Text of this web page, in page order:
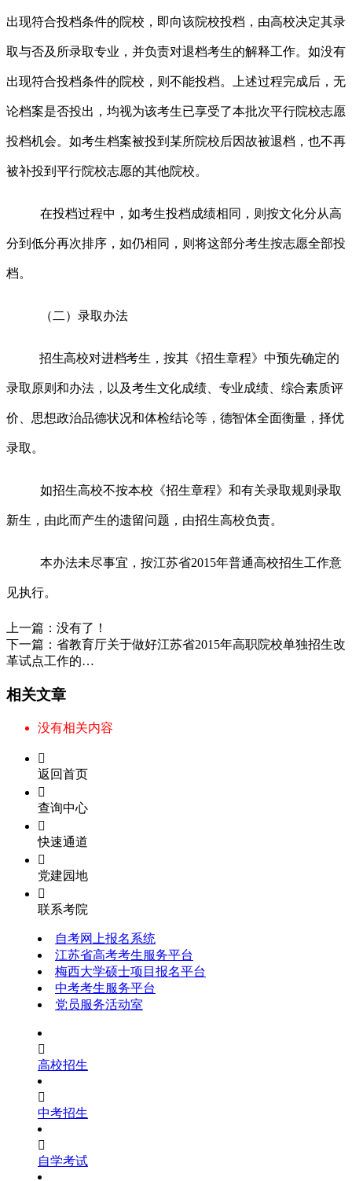
出现符合投档条件的院校，即向该院校投档，由高校决定其录
取与否及所录取专业，并负责对退档考生的解释工作。如没有
出现符合投档条件的院校，则不能投档。上述过程完成后，无
论档案是否投出，均视为该考生已享受了本批次平行院校志愿
投档机会。如考生档案被投到某所院校后因故被退档，也不再
被补投到平行院校志愿的其他院校。
在投档过程中，如考生投档成绩相同，则按文化分从高
分到低分再次排序，如仍相同，则将这部分考生按志愿全部投
档。
（二）录取办法
招生高校对进档考生， 按其《招生章程》中预先确定的
录取原则和办法，以及考生文化成绩、专业成绩、综合素质评
价、 思想政治品德状况和体检结论等， 德智体全面衡量，择优
录取。
如招生高校不按本校《招生章程》和有关录取规则录取
新生，由此而产生的遗留问题，由招生高校负责。
本办法未尽事宜，按江苏省2015年普通高校招生工作意
见执行。
上一篇： 没有了！
下一篇： 省教育厅关于做好江苏省2015年高职院校单独招生改
革试点工作的…
相关文章
没有相关内容

返回首页

查询中心

快速通道

党建园地

联系考院
自考网上报名系统
江苏省高考考生服务平台
梅西大学硕士项目报名平台
中考考生服务平台
党员服务活动室

高校招生

中考招生

自学考试